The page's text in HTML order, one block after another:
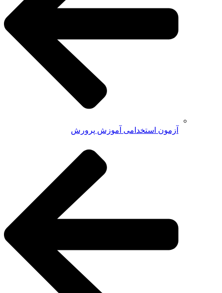
آزمون استخدامی آموزش پرورش